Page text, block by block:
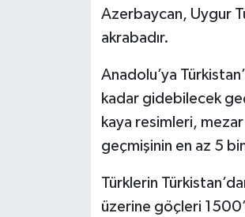
Azerbaycan, Uygur
akrabadır.
Anadolu’ya
kadar gidebilecek
kaya resimleri,
geçmişinin en az 5
Türklerin
üzerine göçleri